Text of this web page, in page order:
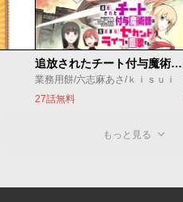
追放されたチート付与魔術師は気ままなセカンドライフを謳歌する。 ～俺は武器だけじゃなく、あらゆるものに『強化ポイント』を付与できるし、俺の意思でいつでも効果を解除できるけど、残った人たち大丈夫？～
業務用餅/六志麻あさ/ｋｉｓｕｉ
27話無料
もっと見る